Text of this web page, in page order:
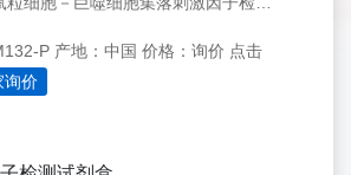
P 产地：中国 价格：询价 点击
询价